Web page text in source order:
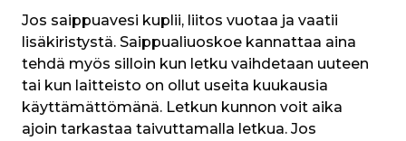
Jos saippuavesi kuplii, liitos vuotaa ja vaatii
lisäkiristystä. Saippualiuoskoe kannattaa aina
tehdä myös silloin kun letku vaihdetaan uuteen
tai kun laitteisto on ollut useita kuukausia
käyttämättömänä. Letkun kunnon voit aika
ajoin tarkastaa taivuttamalla letkua. Jos